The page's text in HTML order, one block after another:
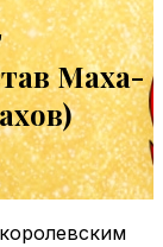
Маха-